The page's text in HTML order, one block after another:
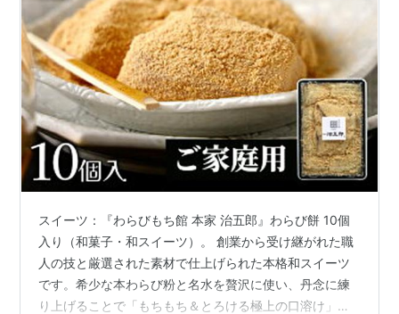
スイーツ：『わらびもち館 本家 治五郎』わらび餅 10個
入り（和菓子・和スイーツ）。 創業から受け継がれた職
人の技と厳選された素材で仕上げられた本格和スイーツ
です。希少な本わらび粉と名水を贅沢に使い、丹念に練
り上げることで「もちもち＆とろける極上の口溶け」を